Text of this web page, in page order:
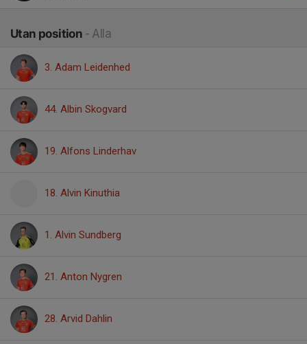
Utan position - Alla
3. Adam Leidenhed
44. Albin Skogvard
19. Alfons Linderhav
18. Alvin Kinuthia
1. Alvin Sundberg
21. Anton Nygren
28. Arvid Dahlin